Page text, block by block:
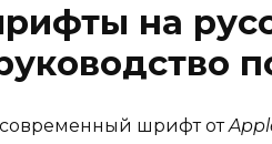
на
современный шрифт от